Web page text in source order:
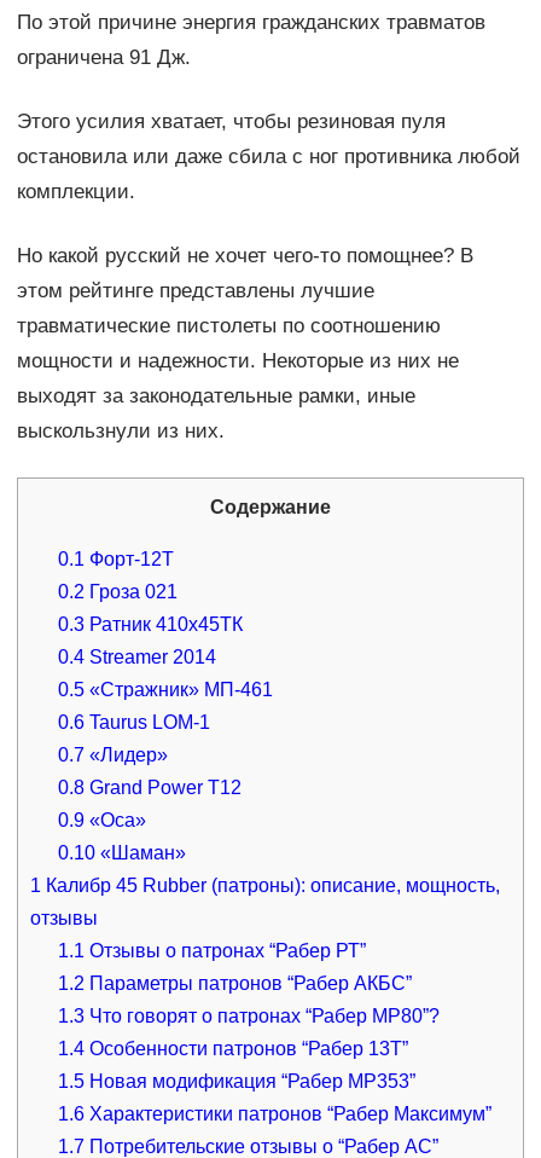
По этой причине энергия гражданских травматов
ограничена 91 Дж.
Этого усилия хватает, чтобы резиновая пуля
остановила или даже сбила с ног противника любой
комплекции.
Но какой русский не хочет чего-то помощнее? В
этом рейтинге представлены лучшие
травматические пистолеты по соотношению
мощности и надежности. Некоторые из них не
выходят за законодательные рамки, иные
выскользнули из них.
Содержание
0.1 Форт-12Т
0.2 Гроза 021
0.3 Ратник 410х45ТК
0.4 Streamer 2014
0.5 «Стражник» МП-461
0.6 Taurus LOM-1
0.7 «Лидер»
0.8 Grand Power T12
0.9 «Оса»
0.10 «Шаман»
1 Калибр 45 Rubber (патроны): описание, мощность,
отзывы
1.1 Отзывы о патронах “Рабер РТ”
1.2 Параметры патронов “Рабер АКБС”
1.3 Что говорят о патронах “Рабер МР80”?
1.4 Особенности патронов “Рабер 13Т”
1.5 Новая модификация “Рабер МР353”
1.6 Характеристики патронов “Рабер Максимум”
1.7 Потребительские отзывы о “Рабер АС”